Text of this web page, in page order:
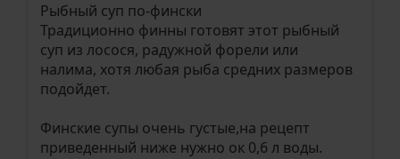
Рыбный суп по-фински
Традиционно финны готовят этот рыбный
суп из лосося, радужной форели или
налима, хотя любая рыба средних размеров
подойдет.
Финские супы очень густые,на рецепт
приведенный ниже нужно ок 0,6 л воды.